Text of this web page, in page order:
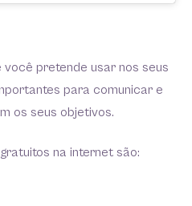
você pretende usar nos seus
para comunicar e
os seus objetivos.
na internet são: